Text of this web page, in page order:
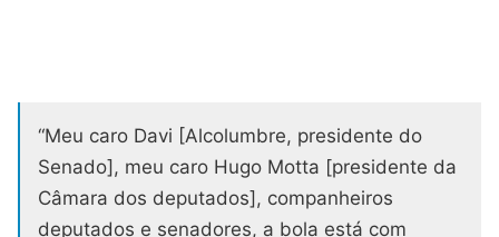
“Meu caro Davi [Alcolumbre, presidente do
Senado], meu caro Hugo Motta [presidente da
Câmara dos deputados], companheiros
deputados e senadores, a bola está com